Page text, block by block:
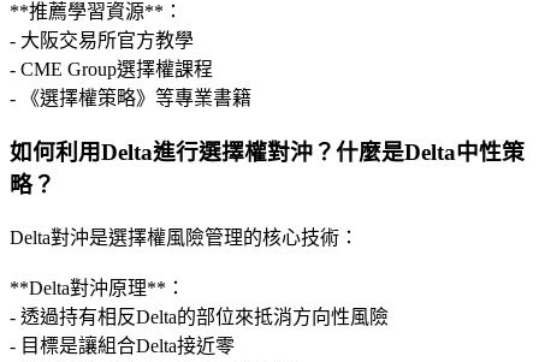
**推薦學習資源**：
- 大阪交易所官方教學
- CME Group選擇權課程
- 《選擇權策略》等專業書籍
如何利用Delta進行選擇權對沖？什麼是Delta中性策
略？
Delta對沖是選擇權風險管理的核心技術：
**Delta對沖原理**：
- 透過持有相反Delta的部位來抵消方向性風險
- 目標是讓組合Delta接近零